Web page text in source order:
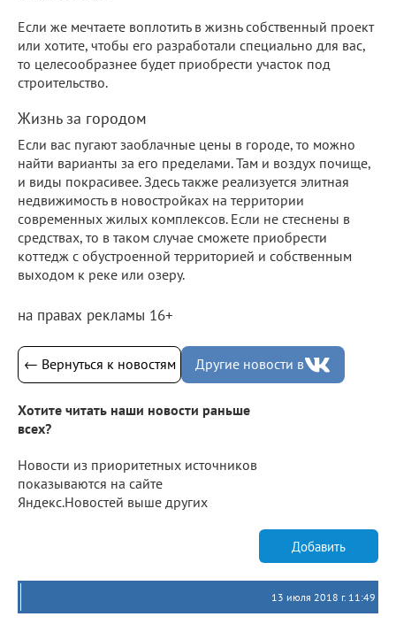
Если же мечтаете воплотить в жизнь собственный проект
или хотите, чтобы его разработали специально для вас,
то целесообразнее будет приобрести участок под
строительство.
Жизнь за городом
Если вас пугают заоблачные цены в городе, то можно
найти варианты за его пределами. Там и воздух почище,
и виды покрасивее. Здесь также реализуется элитная
недвижимость в новостройках на территории
современных жилых комплексов. Если не стеснены в
средствах, то в таком случае сможете приобрести
коттедж с обустроенной территорией и собственным
выходом к реке или озеру.
на правах рекламы 16+
← Вернуться к новостям Другие новости в
Хотите читать наши новости раньше
всех?
Новости из приоритетных источников
показываются на сайте
Яндекс.Новостей выше других
Добавить
13 июля 2018 г. 11:49